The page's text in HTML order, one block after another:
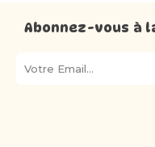
Abonnez-vous à